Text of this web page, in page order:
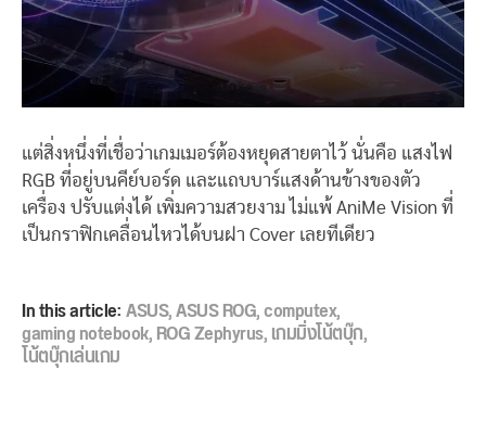
แต่สิ่งหนึ่งที่เชื่อว่าเกมเมอร์ต้องหยุดสายตาไว้ นั่นคือ แสงไฟ
RGB ที่อยู่บนคีย์บอร์ด และแถบบาร์แสงด้านข้างของตัว
เครื่อง ปรับแต่งได้ เพิ่มความสวยงาม ไม่แพ้ AniMe Vision ที่
เป็นกราฟิกเคลื่อนไหวได้บนฝา Cover เลยทีเดียว
In this article:ASUS,ASUS ROG,computex,
gaming notebook,ROG Zephyrus,เกมมิ่งโน้ตบุ๊ก,
โน้ตบุ๊กเล่นเกม